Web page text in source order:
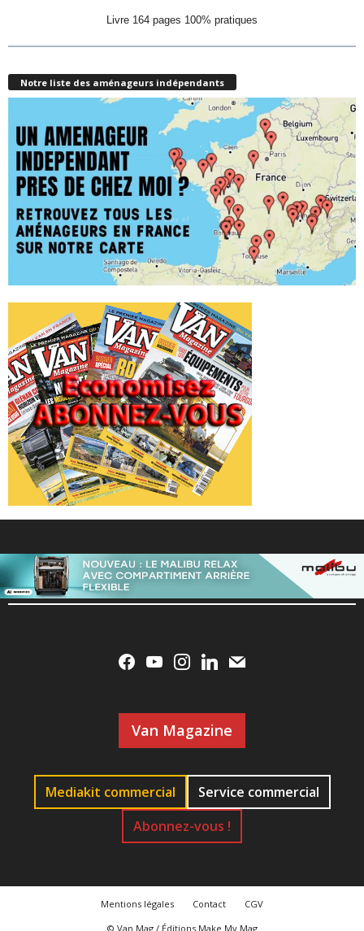
Livre 164 pages 100% pratiques
Notre liste des aménageurs indépendants
Van Magazine
Mediakit commercial
Service commercial
Abonnez-vous !
Mentions légales Contact
CGV
© Van Mag / Éditions Make My Mag